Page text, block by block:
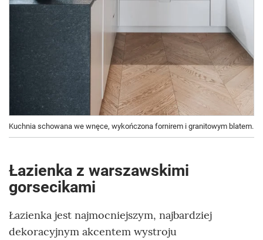
Kuchnia schowana we wnęce, wykończona fornirem i granitowym blatem.
Łazienka z warszawskimi
gorsecikami
Łazienka jest najmocniejszym, najbardziej
dekoracyjnym akcentem wystroju